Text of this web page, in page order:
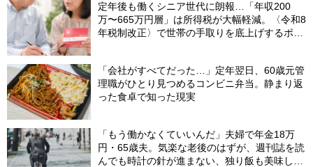
定年後も働くシニア世代に朗報…「年収200
万〜665万円層」は所得税が大幅軽減。〈令和8
年税制改正〉で世帯の手取りを底上げするポイ
「会社がすべてだった…」定年翌日、60歳元管
理職がひとり見つめるコンビニ弁当。静まり返
った食卓で知った現実
「もう働かなくていいんだ」夫婦で年金18万
円・65歳夫。気楽な老後のはずが、週刊誌を読
んでも時計の針が進まない、独り飯も美味しく